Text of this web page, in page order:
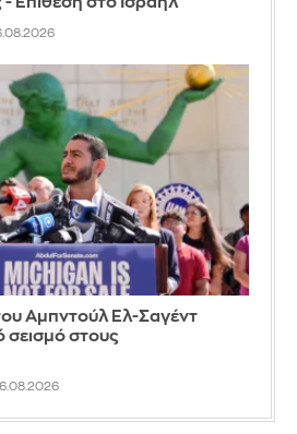
Αμπντούλ Ελ-Σαγέντ
σεισμό στους